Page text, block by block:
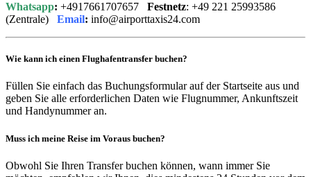
Whatsapp: +4917661707657 Festnetz: +49 221 25993586
(Zentrale) Email: info@airporttaxis24.com
Wie kann ich einen Flughafentransfer buchen?
Füllen Sie einfach das Buchungsformular auf der Startseite aus und
geben Sie alle erforderlichen Daten wie Flugnummer, Ankunftszeit
und Handynummer an.
Muss ich meine Reise im Voraus buchen?
Obwohl Sie Ihren Transfer buchen können, wann immer Sie